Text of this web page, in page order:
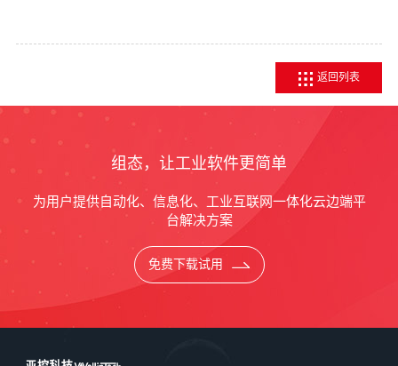
返回列表
组态，让工业软件更简单
为用户提供自动化、信息化、工业互联网一体化云边端平
台解决方案
免费下载试用